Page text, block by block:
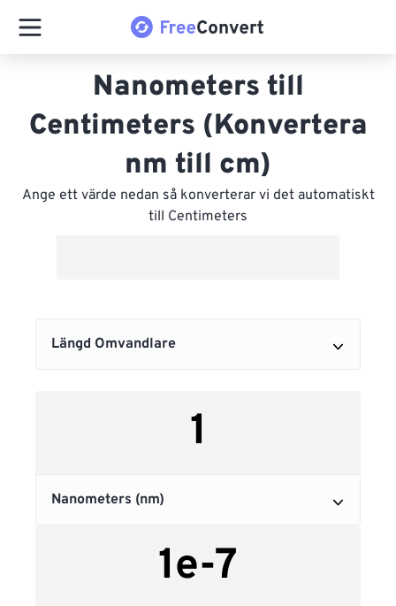
Nanometers till
Centimeters (Konvertera
nm till cm)
Ange ett värde nedan så konverterar vi det automatiskt
till Centimeters